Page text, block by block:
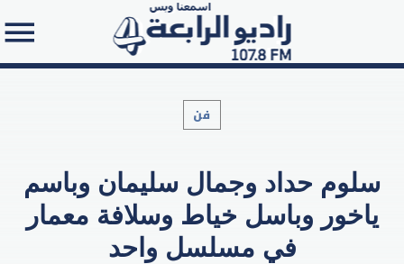
Search in the website:
فن
سلوم حداد وجمال سليمان وباسم
ياخور وباسل خياط وسلافة معمار
في مسلسل واحد